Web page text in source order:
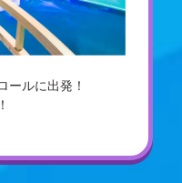
ールに出発！